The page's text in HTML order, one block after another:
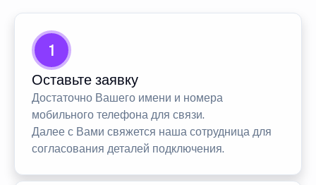
1
Оставьте заявку
Достаточно Вашего имени и номера
мобильного телефона для связи.
Далее с Вами свяжется наша сотрудница для
согласования деталей подключения.